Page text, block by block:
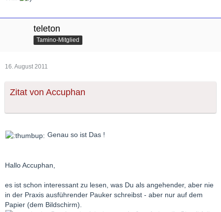
teleton
Tamino-Mitglied
16. August 2011
Zitat von Accuphan
Genau so ist Das !
Hallo Accuphan,
es ist schon interessant zu lesen, was Du als angehender, aber nie
in der Praxis ausführender Pauker schreibst - aber nur auf dem
Papier (dem Bildschirm).